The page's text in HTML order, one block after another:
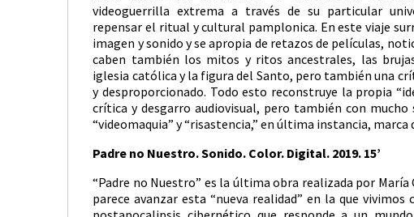
videoguerrilla extrema a través de su particular
repensar el ritual y cultural pamplonica. En este viaje
imagen y sonido y se apropia de retazos de películas,
caben también los mitos y ritos ancestrales, las
iglesia católica y la figura del Santo, pero también una
y desproporcionado. Todo esto reconstruye la propia
crítica y desgarro audiovisual, pero también con mucho
“videomaquia” y “risastencia,” en última instancia, marca
Padre no Nuestro. Sonido. Color. Digital. 2019. 15’
“Padre no Nuestro” es la última obra realizada por María
parece avanzar esta “nueva realidad” en la que vivimos